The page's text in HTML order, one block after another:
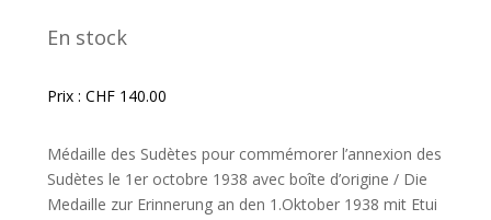
En stock
Prix : CHF140.00
Médaille des Sudètes pour commémorer l’annexion des
Sudètes le 1er octobre 1938 avec boîte d’origine / Die
Medaille zur Erinnerung an den 1.Oktober 1938 mit Etui